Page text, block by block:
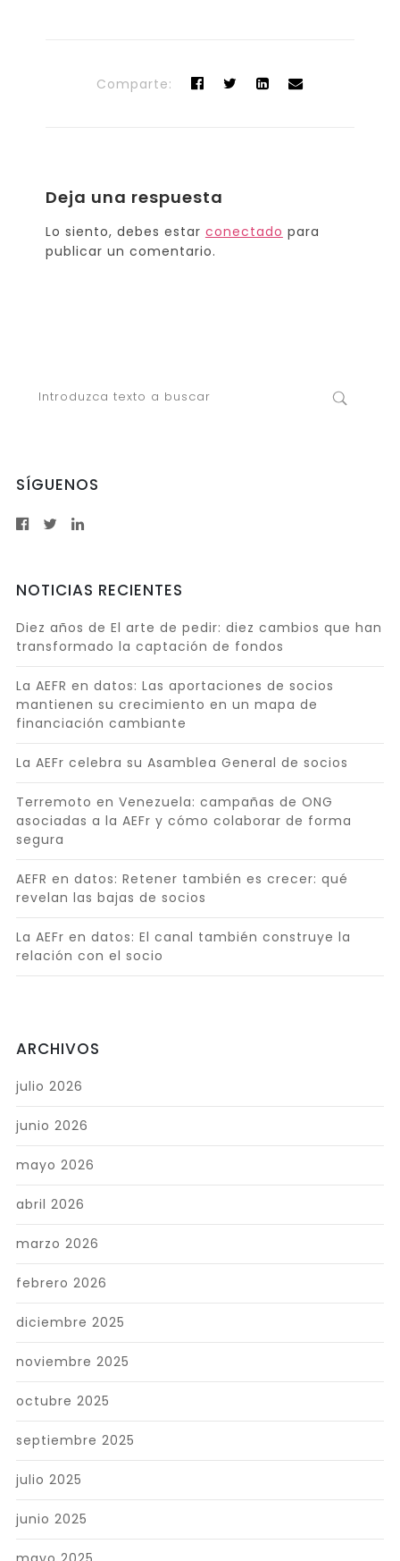
Comparte:
Deja una respuesta
Lo siento, debes estar conectado para
publicar un comentario.
SÍGUENOS
NOTICIAS RECIENTES
Diez años de El arte de pedir: diez cambios que han
transformado la captación de fondos
La AEFR en datos: Las aportaciones de socios
mantienen su crecimiento en un mapa de
financiación cambiante
La AEFr celebra su Asamblea General de socios
Terremoto en Venezuela: campañas de ONG
asociadas a la AEFr y cómo colaborar de forma
segura
AEFR en datos: Retener también es crecer: qué
revelan las bajas de socios
La AEFr en datos: El canal también construye la
relación con el socio
ARCHIVOS
julio 2026
junio 2026
mayo 2026
abril 2026
marzo 2026
febrero 2026
diciembre 2025
noviembre 2025
octubre 2025
septiembre 2025
julio 2025
junio 2025